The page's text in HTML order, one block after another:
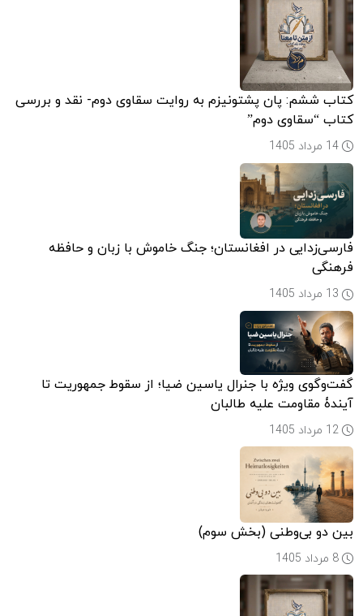
کتاب ششم: پان پشتونیزم به روایت سقاوی دوم- نقد و بررسی
کتاب “سقاوی دوم”
فارسی‌زدایی در افغانستان؛ جنگ خاموش با زبان و حافظه
فرهنگی
گفت‌وگوی ویژه با جنرال یاسین ضیا؛ از سقوط جمهوریت تا
آیندۀ مقاومت علیه طالبان
بین دو بی‌وطنی (بخش سوم)